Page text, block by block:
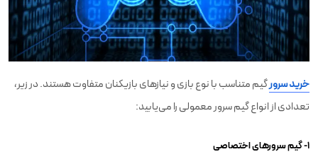
خرید سرورگیم متناسب با نوع بازی و نیازهای بازیکنان متفاوت هستند. در زیر،
تعدادی از انواع گیم سرور معمولی را می‌یابید:
۱- گیم سرورهای اختصاصی